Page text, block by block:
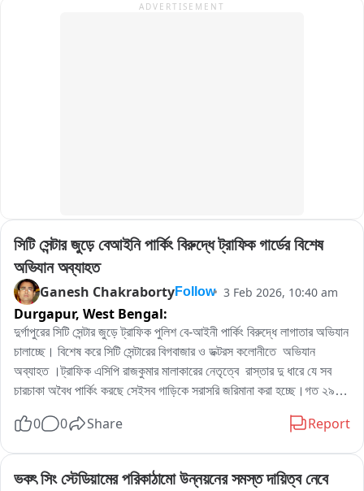
ADVERTISEMENT
সিটি সেন্টার জুড়ে বেআইনি পার্কিং বিরুদ্ধে ট্রাফিক গার্ডের বিশেষ
অভিযান অব্যাহত
Ganesh ChakrabortyFollow 3 Feb 2026, 10:40 am
Durgapur, West Bengal:
দুর্গাপুরের সিটি সেন্টার জুড়ে ট্রাফিক পুলিশ বে-আইনী পার্কিং বিরুদ্ধে লাগাতার অভিযান
চালাচ্ছে। বিশেষ করে সিটি সেন্টারের বিগবাজার ও ডক্টরস কলোনীতে  অভিযান
অব্যাহত ।ট্রাফিক এসিপি রাজকুমার মালাকারের নেতৃত্বে  রাস্তার দু ধারে যে সব
চারচাকা অবৈধ পার্কিং করছে সেইসব গাড়িকে সরাসরি জরিমানা করা হচ্ছে।গত ২৯
লাগাতার অভিযান চালানো হবে। ইতিমধ্যে ১৩ টি জায়গায় এডিডিএর পক্ষ থেকে
0 0 Share Report
ভকৎ সিং স্টেডিয়ামের পরিকাঠামো উন্নয়নের সমস্ত দায়িত্ব নেবে